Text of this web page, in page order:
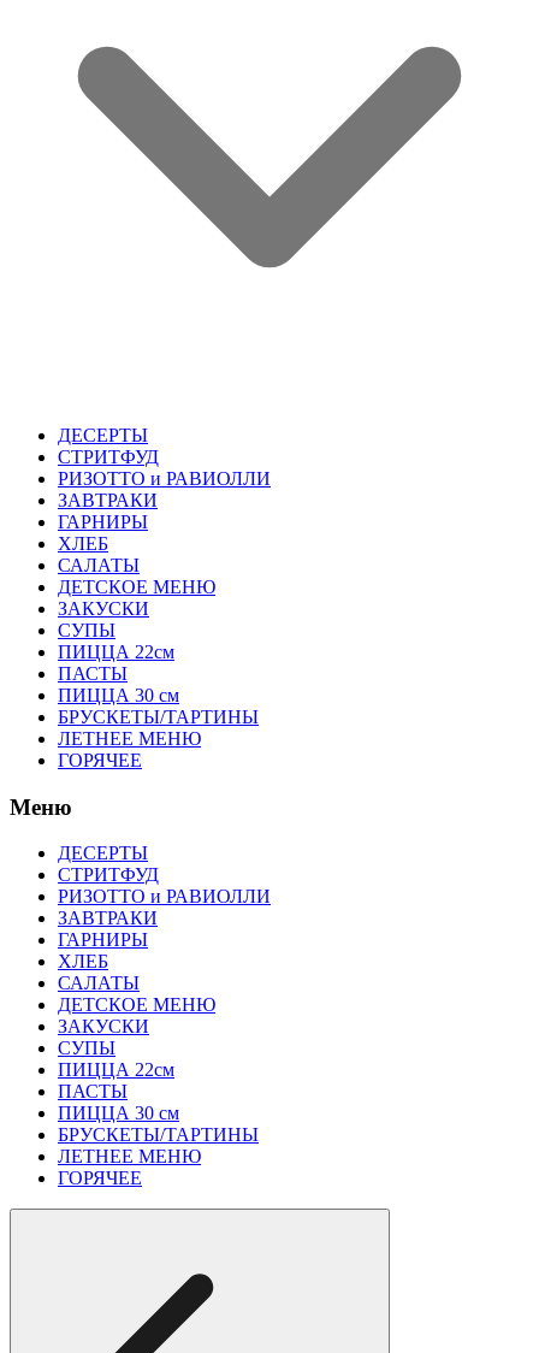
ДЕСЕРТЫ
СТРИТФУД
РИЗОТТО и РАВИОЛЛИ
ЗАВТРАКИ
ГАРНИРЫ
ХЛЕБ
САЛАТЫ
ДЕТСКОЕ МЕНЮ
ЗАКУСКИ
СУПЫ
ПИЦЦА 22см
ПАСТЫ
ПИЦЦА 30 см
БРУСКЕТЫ/ТАРТИНЫ
ЛЕТНЕЕ МЕНЮ
ГОРЯЧЕЕ
Меню
ДЕСЕРТЫ
СТРИТФУД
РИЗОТТО и РАВИОЛЛИ
ЗАВТРАКИ
ГАРНИРЫ
ХЛЕБ
САЛАТЫ
ДЕТСКОЕ МЕНЮ
ЗАКУСКИ
СУПЫ
ПИЦЦА 22см
ПАСТЫ
ПИЦЦА 30 см
БРУСКЕТЫ/ТАРТИНЫ
ЛЕТНЕЕ МЕНЮ
ГОРЯЧЕЕ